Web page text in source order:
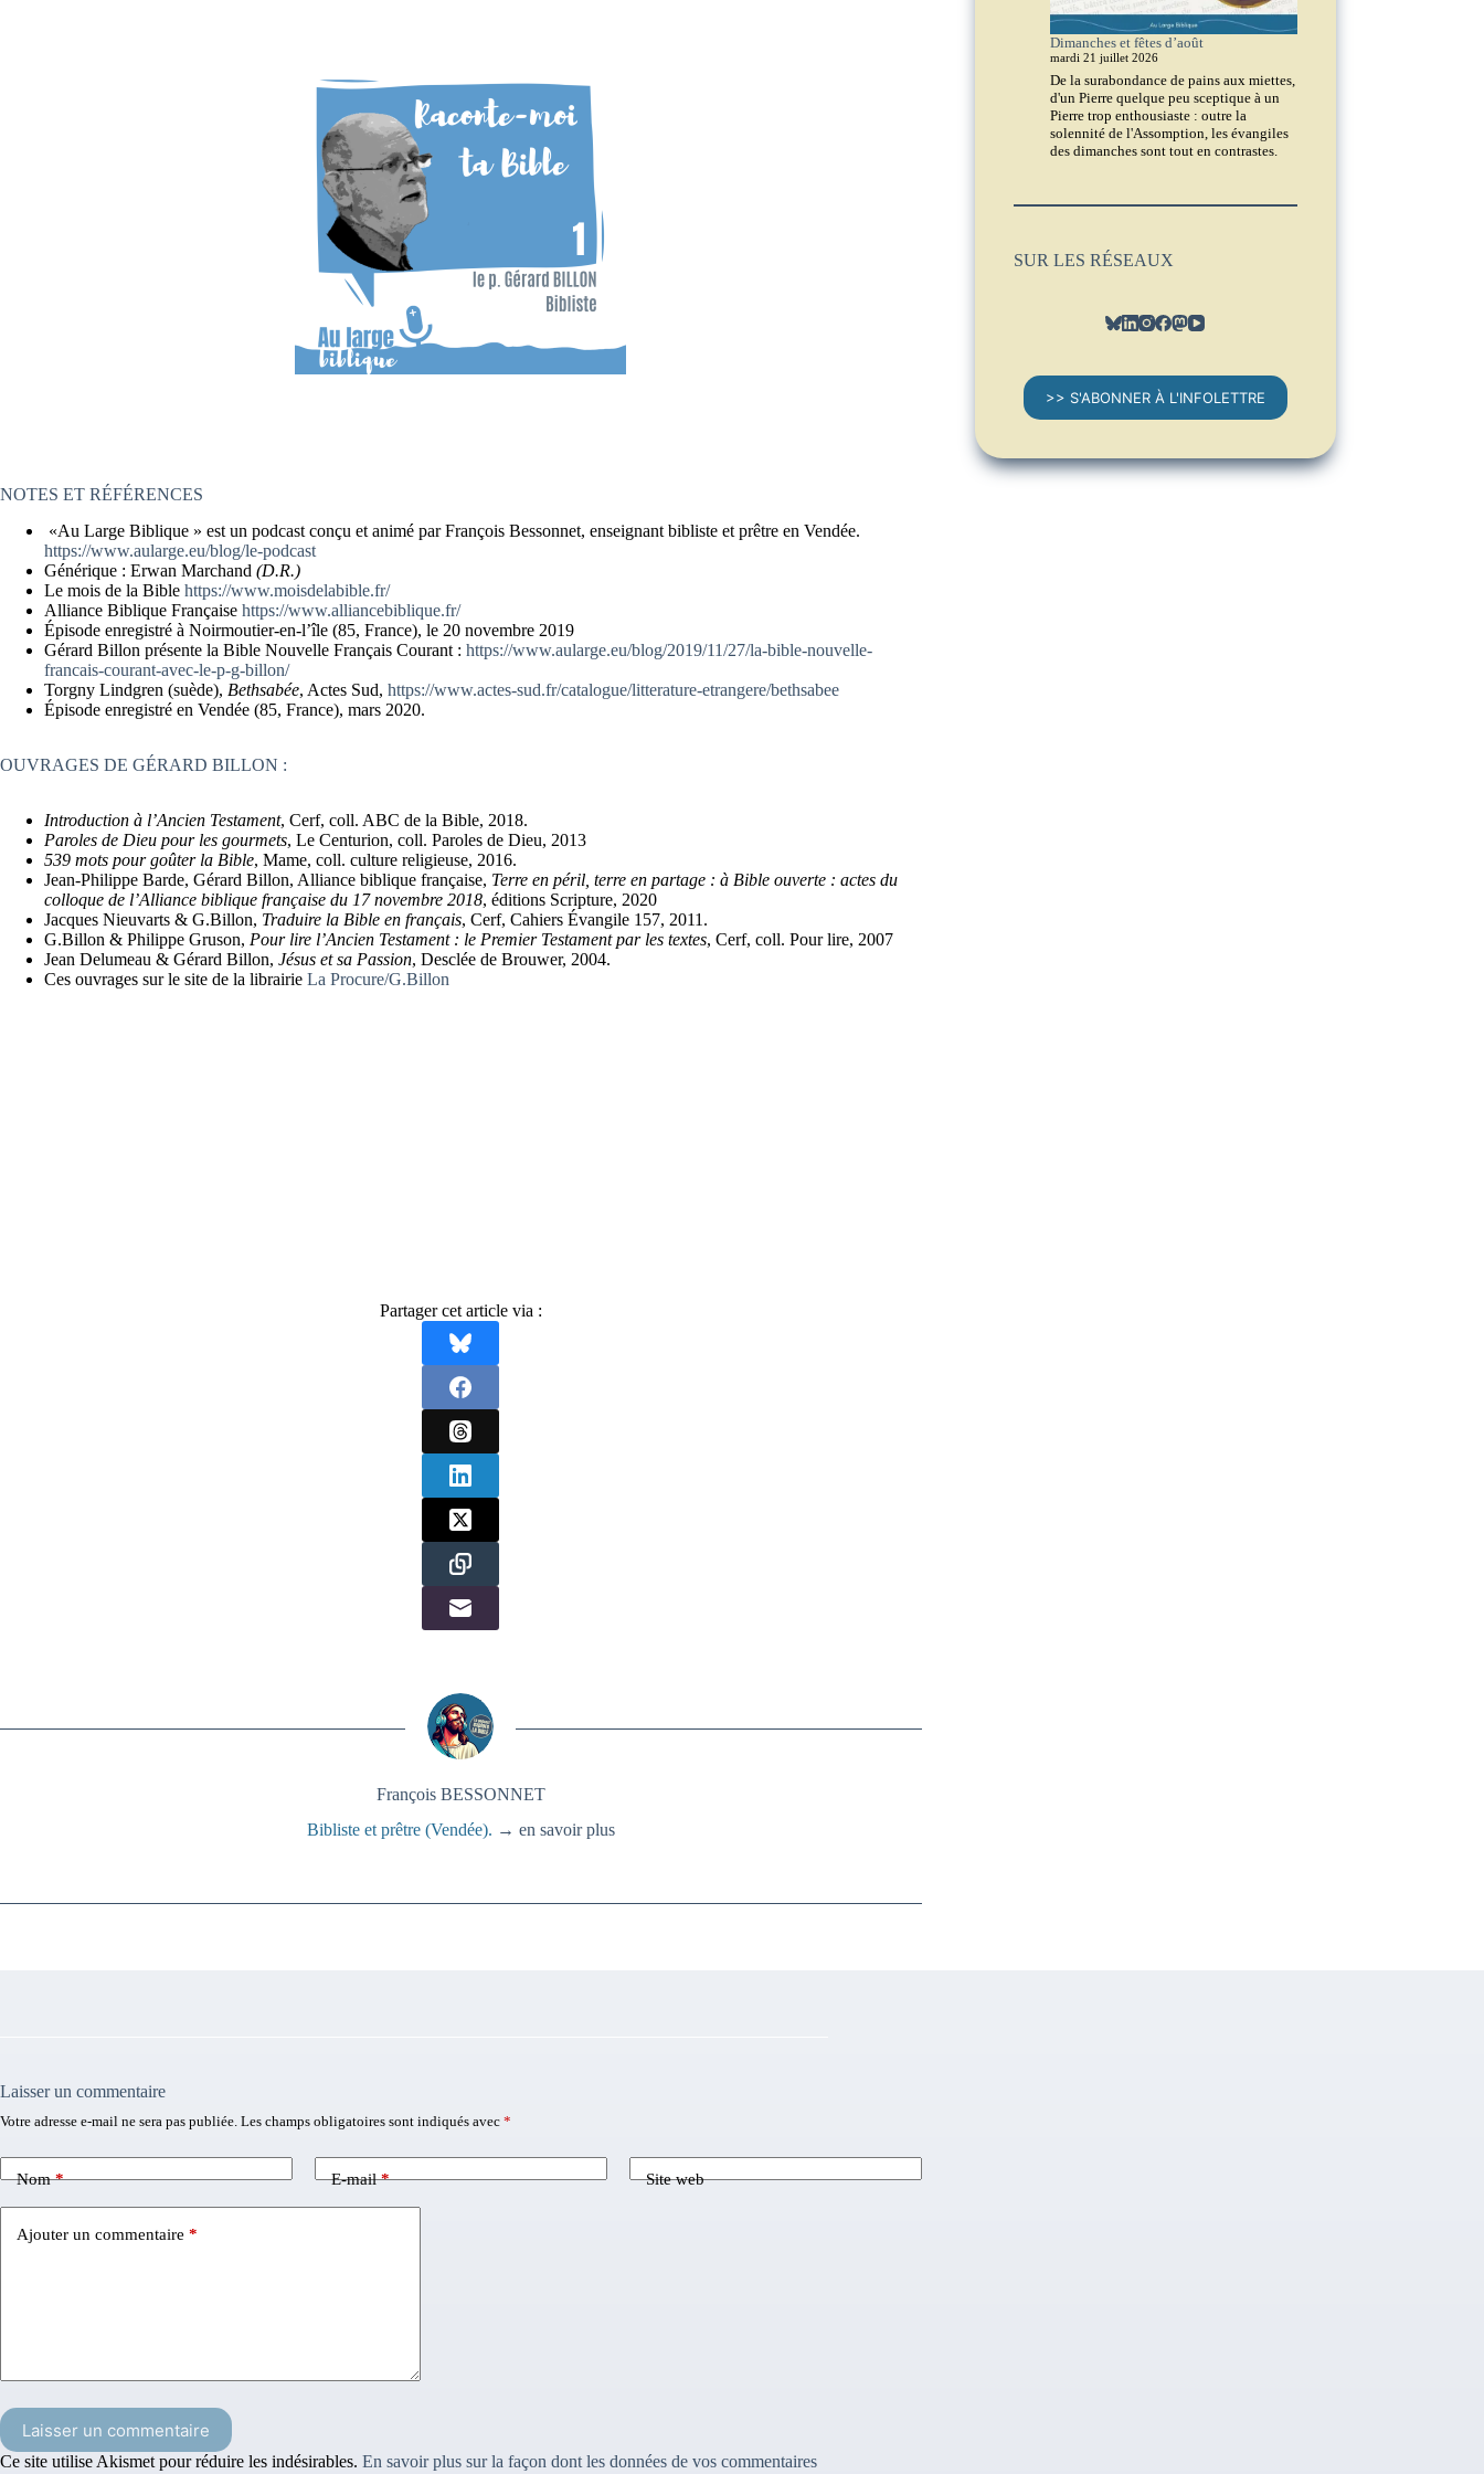
NOTES ET RÉFÉRENCES
«Au Large Biblique » est un podcast conçu et animé par François Bessonnet, enseignant bibliste et prêtre en Vendée.
https://www.aularge.eu/blog/le-podcast
Générique : Erwan Marchand (D.R.)
Le mois de la Bible https://www.moisdelabible.fr/
Alliance Biblique Française https://www.alliancebiblique.fr/
Épisode enregistré à Noirmoutier-en-l’île (85, France), le 20 novembre 2019
Gérard Billon présente la Bible Nouvelle Français Courant : https://www.aularge.eu/blog/2019/11/27/la-bible-nouvelle-
francais-courant-avec-le-p-g-billon/
Torgny Lindgren (suède), Bethsabée, Actes Sud, https://www.actes-sud.fr/catalogue/litterature-etrangere/bethsabee
Épisode enregistré en Vendée (85, France), mars 2020.
OUVRAGES DE GÉRARD BILLON :
Introduction à l’Ancien Testament, Cerf, coll. ABC de la Bible, 2018.
Paroles de Dieu pour les gourmets, Le Centurion, coll. Paroles de Dieu, 2013
539 mots pour goûter la Bible, Mame, coll. culture religieuse, 2016.
Jean-Philippe Barde, Gérard Billon, Alliance biblique française, Terre en péril, terre en partage : à Bible ouverte : actes du
colloque de l’Alliance biblique française du 17 novembre 2018, éditions Scripture, 2020
Jacques Nieuvarts & G.Billon, Traduire la Bible en français, Cerf, Cahiers Évangile 157, 2011.
G.Billon & Philippe Gruson, Pour lire l’Ancien Testament : le Premier Testament par les textes, Cerf, coll. Pour lire, 2007
Jean Delumeau & Gérard Billon, Jésus et sa Passion, Desclée de Brouwer, 2004.
Ces ouvrages sur le site de la librairie La Procure/G.Billon
Partager cet article via :
François BESSONNET
Bibliste et prêtre (Vendée). → en savoir plus
Dimanches et fêtes d’août
mardi 21 juillet 2026
De la surabondance de pains aux miettes,
d'un Pierre quelque peu sceptique à un
Pierre trop enthousiaste : outre la
solennité de l'Assomption, les évangiles
des dimanches sont tout en contrastes.
SUR LES RÉSEAUX
>> S'ABONNER À L'INFOLETTRE
Laisser un commentaire
Votre adresse e-mail ne sera pas publiée. Les champs obligatoires sont indiqués avec *
Nom* E-mail* Site web
Ajouter un commentaire *
Laisser un commentaire
Ce site utilise Akismet pour réduire les indésirables. En savoir plus sur la façon dont les données de vos commentaires